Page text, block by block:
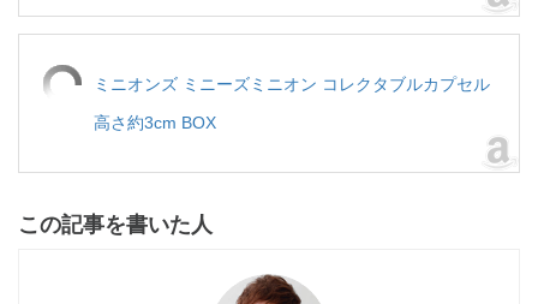
ミニオンズ ミニーズミニオン コレクタブルカプセル
高さ約3cm BOX
この記事を書いた人